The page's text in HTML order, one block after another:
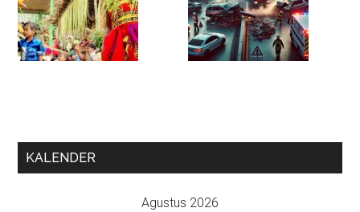
KALENDER
Agustus 2026